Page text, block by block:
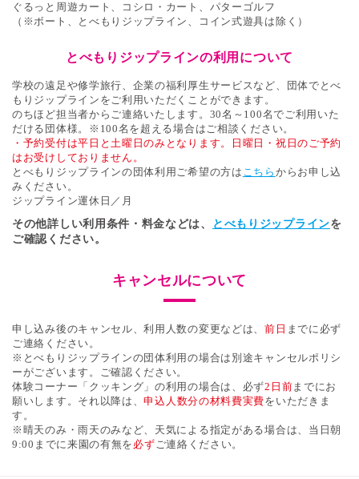
ぐるっと周遊カート、コシロ・カート、パターゴルフ
（※ボート、とべもりジップライン、コイン式遊具は除く）
とべもりジップラインの利用について
学校の遠足や修学旅行、企業の福利厚生サービスなど、団体でとべ
もりジップラインをご利用いただくことができます。
のちほど担当者からご連絡いたします。30名～100名でご利用いた
だける団体様。※100名を超える場合はご相談ください。
・予約受付は平日と土曜日のみとなります。日曜日・祝日のご予約
はお受けしておりません。
とべもりジップラインの団体利用ご希望の方は こちら からお申し込
みください。
ジップライン運休日／月
その他詳しい利用条件・料金などは、
とべもりジップラインを
ご確認ください。
キャンセルについて
申し込み後のキャンセル、利用人数の変更などは、前日 までに必ず
ご連絡ください。
※とべもりジップラインの団体利用の場合は別途キャンセルポリシ
ーがございます。ご確認ください。
体験コーナー「クッキング」の利用の場合は、必ず2日前までにお
願いします。それ以降は、申込人数分の材料費実費をいただきま
す。
※晴天のみ・雨天のみなど、天気による指定がある場合は、当日朝
9:00までに来園の有無を 必ずご連絡ください。